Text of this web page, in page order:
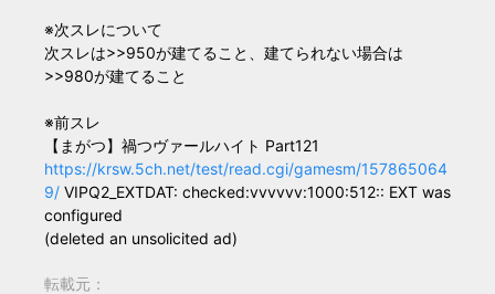
※次スレについて
次スレは>>950が建てること、建てられない場合は
>>980が建てること
※前スレ
【まがつ】禍つヴァールハイト Part121
https://krsw.5ch.net/test/read.cgi/gamesm/157865064
9/ VIPQ2_EXTDAT: checked:vvvvvv:1000:512:: EXT was
configured
(deleted an unsolicited ad)
転載元：